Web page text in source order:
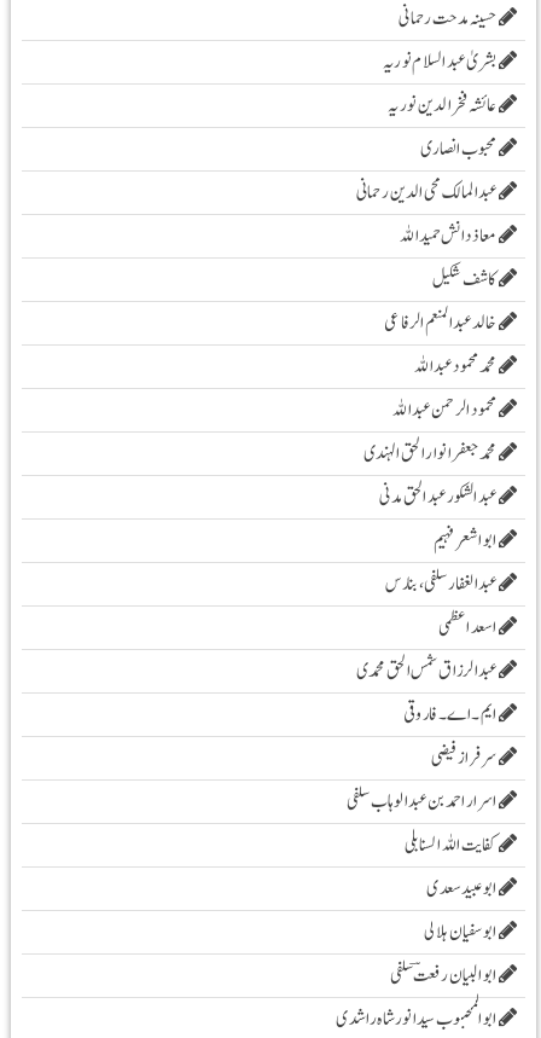
حسینہ مدحت رحمانی
بشریٰ عبد السلام نوریہ
عائشہ فخرالدین نوریہ
محبوب انصاری
عبدالمالک محی الدین رحمانی
معاذ دانش حمید اللہ
کاشف شکیل
خالد عبدالمنعم الرفاعی
محمد محمود عبداللہ
محمود الرحمن عبد اللہ
محمد جعفر انوار الحق الہندی
عبد الشکور عبد الحق مدنی
ابو اشعر فہیم
عبدالغفار سلفی، بنارس
اسعد اعظمی
عبدالرزاق شمس الحق محمدی
ایم۔ اے۔ فاروقی
سرفراز فیضی
اسرار احمد بن عبدالوہاب سلفی
کفایت اللہ السنابلی
ابوعبید سعدی
ابو سفیان ہلالی
ابوالبیان رفعت ؔسلفی
ابوالمحبوب سیدانورشاہ راشدی